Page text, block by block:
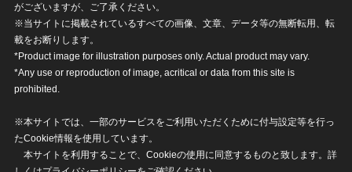
がございますが、ご了承ください。
※当サイトに掲載されているすべての画像、文章、データ等の無断転用、転
載をお断りします。
*Product image for illustration purposes only. Actual product may vary.
*Any use or reproduction of image, acritical or data from this site is
prohibited.
※本サイトでは、一部のサービスをご利用いただくために付与設定等を行っ
たCookie情報を使用しています。
本サイトを利用することで、Cookieの使用に同意するものと致します。詳